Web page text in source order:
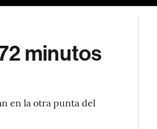
minutos
en la otra punta del